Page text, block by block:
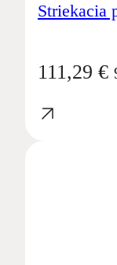
Striekacia
111,29 €